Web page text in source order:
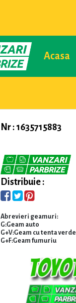
Acasa
Nr : 1635715883
Distribuie :
Abrevieri geamuri:
G:Geam auto
G+V:Geam cu tenta verde
G+F:Geam fumuriu